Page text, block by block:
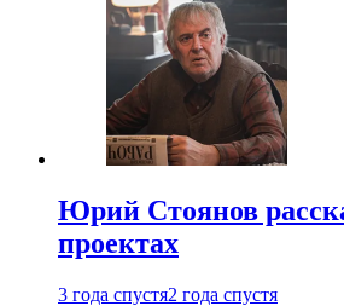
Юрий Стоянов
проектах
3 года спустя2 года спустя